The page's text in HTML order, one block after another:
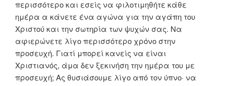
περισσότερο και εσείς να φιλοτιμηθήτε κάθε
ημέρα α κάνετε ένα αγώνα για την αγάπη του
Χριστού και την σωτηρία των ψυχών σας. Να
αφιερώνετε λίγο περισσότερο χρόνο στην
προσευχή. Γιατί μπορεί κανείς να είναι
Χριστιανός, άμα δεν ξεκινήση την ημέρα του με
προσευχή; Ας θυσιάσουμε λίγο από τον ύπνο· να